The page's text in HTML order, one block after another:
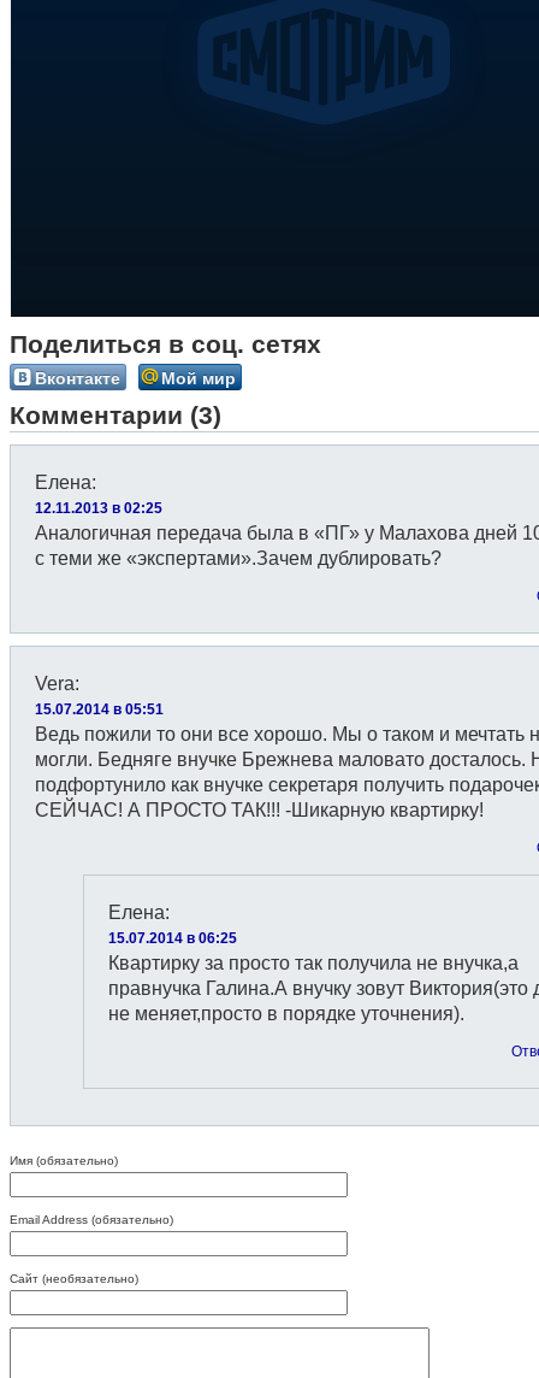
Поделиться в соц. сетях
Вконтакте Мой мир
Комментарии (3)
Елена:
12.11.2013 в 02:25
Аналогичная передача была в «ПГ» у Малахова дней
с теми же «экспертами».Зачем дублировать?
Vera:
15.07.2014 в 05:51
Ведь пожили то они все хорошо. Мы о таком и мечтать
могли. Бедняге внучке Брежнева маловато досталось.
подфортунило как внучке секретаря получить
СЕЙЧАС! А ПРОСТО ТАК!!! -Шикарную квартирку!
Елена:
15.07.2014 в 06:25
Квартирку за просто так получила не внучка,а
правнучка Галина.А внучку зовут Виктория(это
не меняет,просто в порядке уточнения).
Имя (обязательно)
Email Address (обязательно)
Сайт (необязательно)